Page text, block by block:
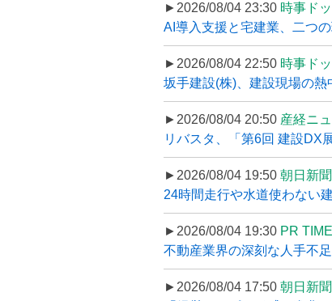
►2026/08/04 23:30 時事ド
AI導入支援と宅建業、二つ
►2026/08/04 22:50 時事ド
坂手建設(株)、建設現場の
►2026/08/04 20:50 産経ニ
リバスタ、「第6回 建設DX
►2026/08/04 19:50 朝日新
24時間走行や水道使わない
►2026/08/04 19:30 PR
不動産業界の深刻な人手不
►2026/08/04 17:50 朝日新